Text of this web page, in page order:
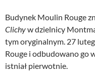
Budynek Moulin Rouge
Clichyw dzielnicy
tym oryginalnym. 27
Rouge i odbudowano go
istniał pierwotnie.